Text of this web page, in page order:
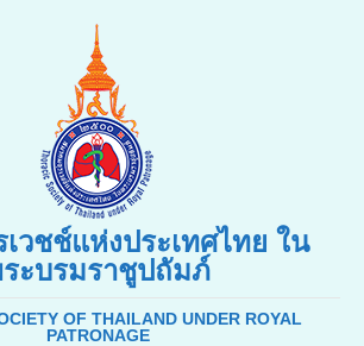
วชช์แห่งประเทศไทย ใน
ะบรมราชูปถัมภ์
OF THAILAND UNDER ROYAL
PATRONAGE